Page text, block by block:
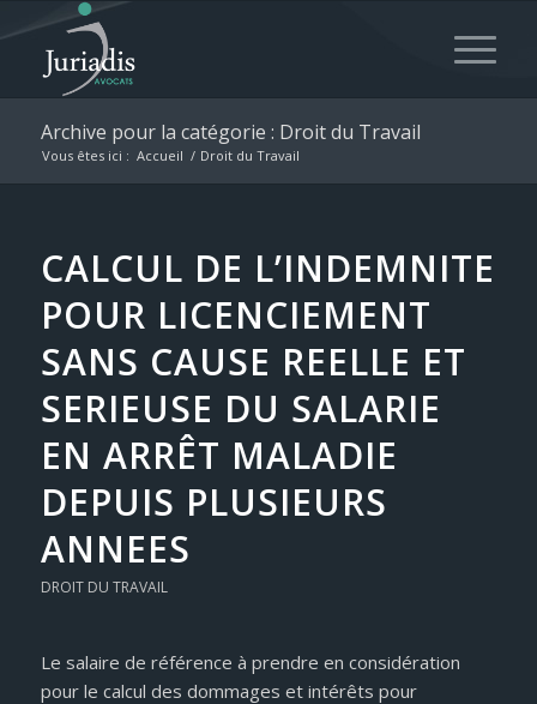
Archive pour la catégorie : Droit du Travail
Vous êtes ici : Accueil / Droit du Travail
CALCUL DE L’INDEMNITE
POUR LICENCIEMENT
SANS CAUSE REELLE ET
SERIEUSE DU SALARIE
EN ARRÊT MALADIE
DEPUIS PLUSIEURS
ANNEES
DROIT DU TRAVAIL
Le salaire de référence à prendre en considération
pour le calcul des dommages et intérêts pour